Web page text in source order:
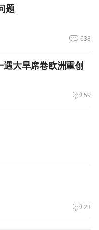
题
638
大旱席卷欧洲重创
59
23